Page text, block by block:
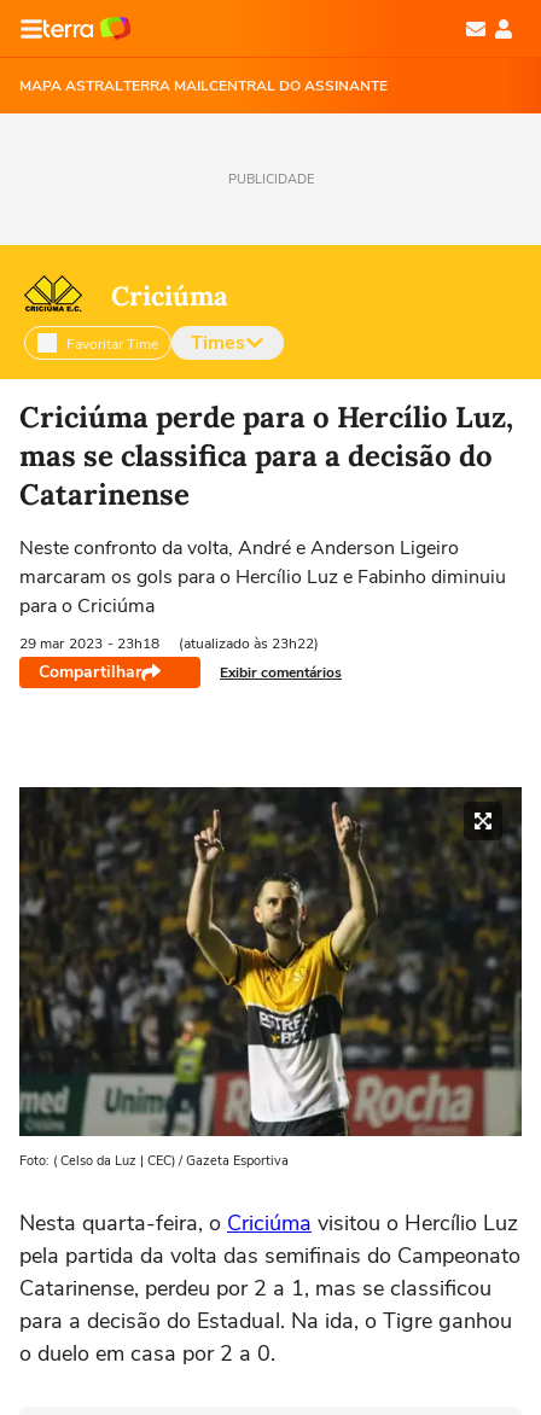
MAPA ASTRALTERRA MAILCENTRAL DO ASSINANTE
PUBLICIDADE
Criciúma
Favoritar Time Times
Selecione o time para ver as notícias
Criciúma perde para o Hercílio Luz,
mas se classifica para a decisão do
Catarinense
Neste confronto da volta, André e Anderson Ligeiro
marcaram os gols para o Hercílio Luz e Fabinho diminuiu
para o Criciúma
29 mar 2023 - 23h18 (atualizado às 23h22)
Compartilhar Exibir comentários
Foto: ( Celso da Luz | CEC) / Gazeta Esportiva
Nesta quarta-feira, o Criciúma visitou o Hercílio Luz
pela partida da volta das semifinais do Campeonato
Catarinense, perdeu por 2 a 1, mas se classificou
para a decisão do Estadual. Na ida, o Tigre ganhou
o duelo em casa por 2 a 0.